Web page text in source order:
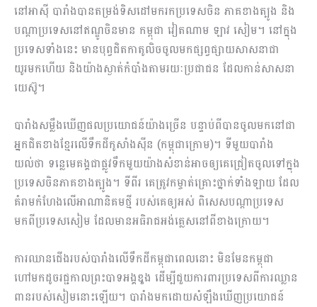
នៅអាស៊ី បារាំងបានតម្រង់ទិសដៅមករកប្រទេសចិន ភាគខាងត្បូង និង
បណ្ដាប្រទេសនៅឥណ្ឌូចិនមាន កម្ពុជា វៀតណាម ឡាវ សៀម។ នៅក្នុង
ប្រទេសទាំងនេះ មានបុព្វជិតកាតូលិចចូលមកផ្សព្វផ្សាយសាសនាជា
យូរមកហើយ និងយ៉ាងស្ងាត់កំបាំងតាមរយៈប្រជាជន ដែលកាន់សាសនា
យេស៊ូ។
បារាំងសម្លឹងឃើញផលប្រយោជន៍យ៉ាងច្រើន បន្ទាប់ពីបានចូលមកនៅជា
អ្នកជិតខាងខ្មែរលើទឹកដីកូសាំងស៊ីន (កម្ពុជាក្រោម)។ ទីមួយបារាំង
យល់ថា ទន្លេមេគង្គជាផ្លូវទឹកមួយយ៉ាងសំខាន់អាចឲ្យគេជ្រៀតចូលទៅក្នុង
ប្រទេសចិនភាគខាងត្បូង។ ទីពីរ គេត្រូវកម្ចាត់គ្រោះថ្នាក់ទាំងឡាយ ដែល
គំរាមកំហែងលើអាណានិគមថ្មី របស់គេឲ្យអស់ ពិសេសបណ្ដាប្រទេស
មកពីប្រទេសសៀម ដែលមានអធិរាជអង់គ្លេសនៅពីខាងក្រោយ។
ការឈានជើងរបស់បារាំងលើទឹកដីកម្ពុជាពេលនោះ មិនមែនកម្ពុជា
ហៅមកដូចរជ្ជកាលព្រះបាទអង្គឌួង ដើម្បីជួយការពារប្រទេសពីការឈ្លាន
ពានរបស់សៀមនោះឡើយ។ បារាំងមកដោយសំឡឹងឃើញប្រយោជន៍